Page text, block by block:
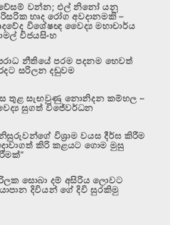
වන්න; එල් නිනෝ යනු
හෘද රෝග අවදානමකි –
විශේෂඥ වෛද්‍ය මහාචාර්ය
විජයසිංහ
නීතියේ පරම පදනම හෙවත්
සරිලන දඬුවම
තුළ සැඟවුණු නොනිදන කම්හල –
සුගත් විජේවර්ධන
විශ්‍රාම වයස දීර්ඝ කිරීම
කිරි කළයට ගොම මුසු
සොබා දම් අසිරිය ලොවට
දිවියන් ගේ දිවි සුරකිමු